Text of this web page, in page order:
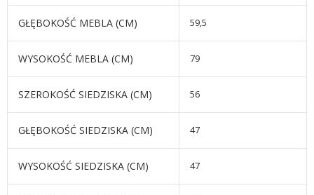
GŁĘBOKOŚĆ MEBLA (CM) 59,5
WYSOKOŚĆ MEBLA (CM) 79
SZEROKOŚĆ SIEDZISKA (CM) 56
GŁĘBOKOŚĆ SIEDZISKA (CM) 47
WYSOKOŚĆ SIEDZISKA (CM) 47